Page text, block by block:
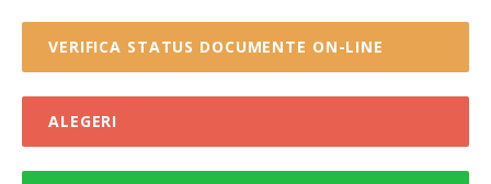
VERIFICA STATUS DOCUMENTE ON-LINE
ALEGERI